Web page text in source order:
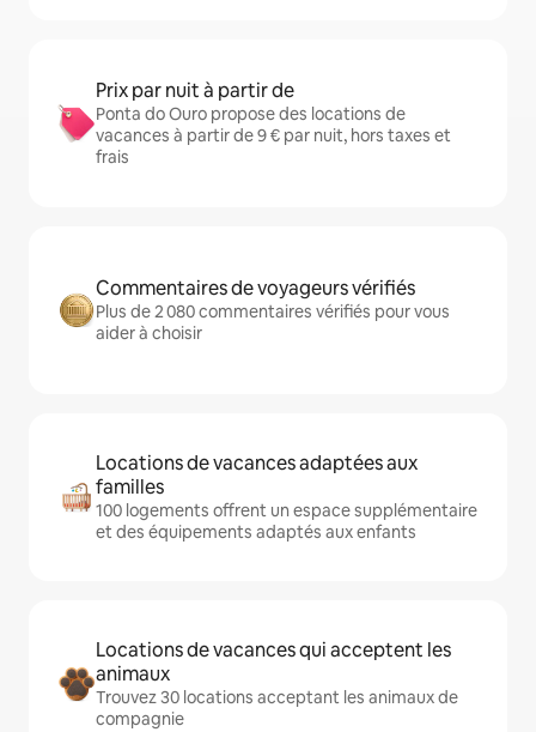
Prix par nuit à partir de
Ponta do Ouro propose des locations de
vacances à partir de 9 € par nuit, hors taxes et
frais
Commentaires de voyageurs vérifiés
Plus de 2 080 commentaires vérifiés pour vous
aider à choisir
Locations de vacances adaptées aux
familles
100 logements offrent un espace supplémentaire
et des équipements adaptés aux enfants
Locations de vacances qui acceptent les
animaux
Trouvez 30 locations acceptant les animaux de
compagnie